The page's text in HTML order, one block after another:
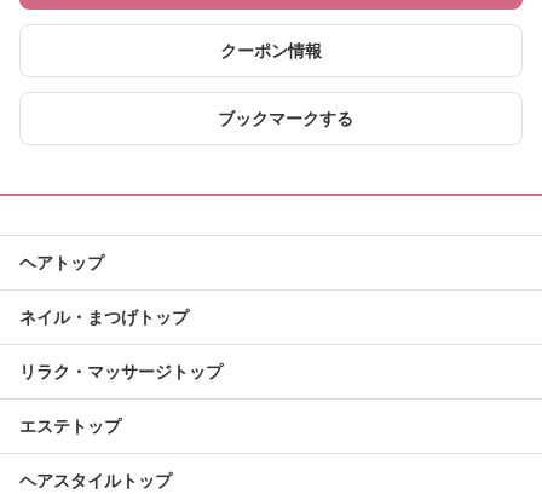
クーポン情報
ブックマークする
ヘアトップ
ネイル・まつげトップ
リラク・マッサージトップ
エステトップ
ヘアスタイルトップ